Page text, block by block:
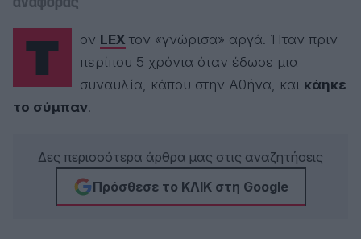
Τον LEX τον «γνώρισα» αργά. Ήταν πριν
περίπου 5 χρόνια όταν έδωσε μια
συναυλία, κάπου στην Αθήνα, και κάηκε
το σύμπαν.
Δες περισσότερα άρθρα μας στις αναζητήσεις
Πρόσθεσε το ΚΛΙΚ στη Google
Θεοδωράκη. Σήμερα είναι διευθυντής του Radar.gr και
Είναι ΠΑΟΚ, NY Knicks, NY Giants.